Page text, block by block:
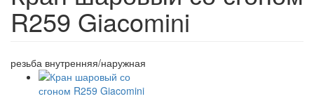
R259 Giacomini
резьба внутренняя/наружная